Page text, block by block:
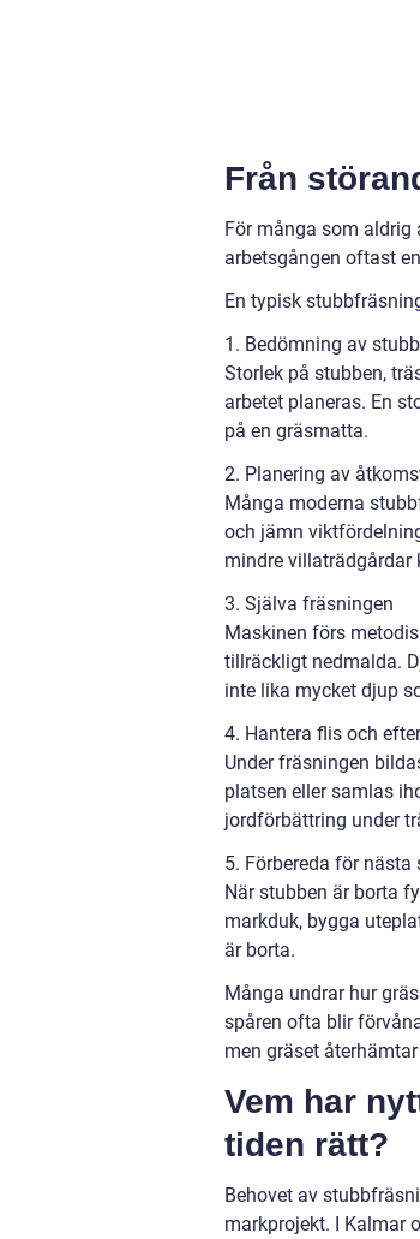
Från
För många som aldrig
arbetsgången oftast
En typisk
1. Bedömning av
Storlek på stubben,
arbetet planeras. En
på en gräsmatta.
2. Planering av
Många moderna
och jämn
mindre villaträdgårdar
3. Själva fräsningen
Maskinen förs
tillräckligt nedmalda.
inte lika mycket djup
4. Hantera flis och
Under fräsningen
platsen eller samlas
jordförbättring under
5. Förbereda för nästa
När stubben är borta
markduk, bygga
är borta.
Många undrar hur
spåren ofta blir
men gräset
Vem har
tiden rätt?
Behovet av
markprojekt. I Kalmar